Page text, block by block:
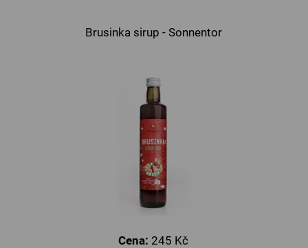
Brusinka sirup - Sonnentor
Cena: 245 Kč